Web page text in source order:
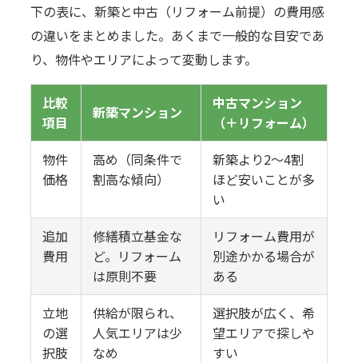
下の表に、新築と中古（リフォーム前提）の費用感
の違いをまとめました。あくまで一般的な目安であ
り、物件やエリアによって変動します。
比較
項目
新築マンション
中古マンション
（＋リフォーム）
物件
価格
高め（同条件で
割高な傾向）
新築より2〜4割
ほど安いことが多
い
追加
費用
修繕積立基金な
ど。リフォーム
は原則不要
リフォーム費用が
別途かかる場合が
ある
立地
の選
択肢
供給が限られ、
人気エリアは少
なめ
選択肢が広く、希
望エリアで探しや
すい